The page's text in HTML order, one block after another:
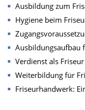
Ausbildung zum
Hygiene beim
Ausbildungsaufbau
Verdienst als Friseur
Weiterbildung für
Friseurhandwerk: